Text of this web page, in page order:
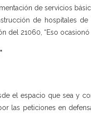
de servicios
de hospitales
del 21060, “Eso
el espacio que sea y
las peticiones en